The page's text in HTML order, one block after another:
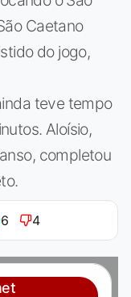
Caetano
do jogo,
teve tempo
Aloísio,
completou
6 4